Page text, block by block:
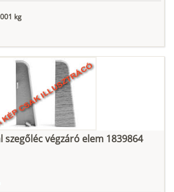
kg
szegőléc végzáró elem 1839864